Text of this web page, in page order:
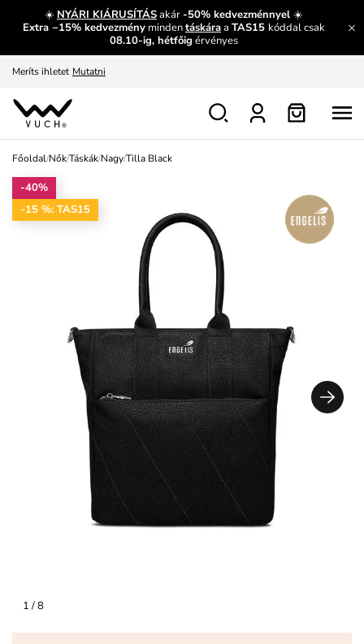
☀️ NYÁRI KIÁRUSÍTÁSakár-50% kedvezménnyel ☀️
Extra −15% kedvezmény mindentáskáraa TAS15 kóddal csak
08.10-ig, hétfőig érvényes
És mi az, amit máshol nem lehet megtudni?
Fedezze fel velünk az újdonságokat. Megtekintés
Meríts ihletet Mutatni
Ingyenes csere és visszaküldés
Főoldal/Nők/Táskák/Nagy/Tilla Black
1/ 8
-40%
-15 %: TAS15